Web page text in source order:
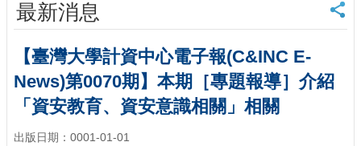
首
頁
臺
大
首
頁
中
最新消息
【臺灣大學計資中心電子報(C&INC E-
News)第0070期】本期［專題報導］介紹
「資安教育、資安意識相關」相關
出版日期：0001-01-01